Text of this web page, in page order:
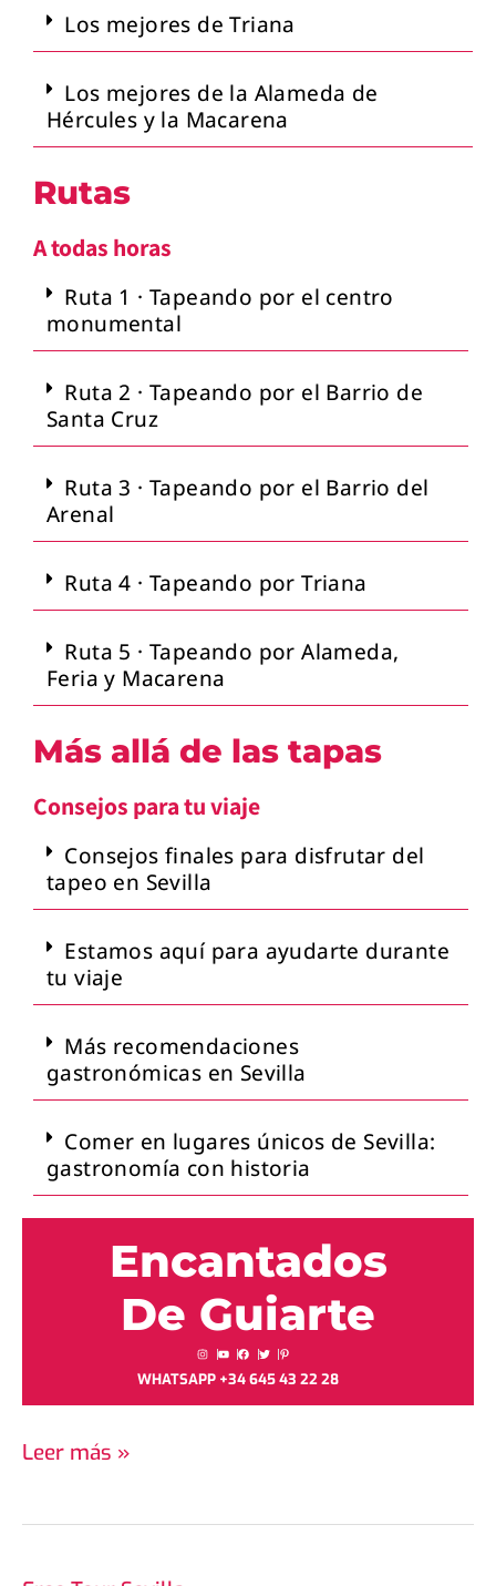
Los mejores de Triana
Los mejores de la Alameda de
Hércules y la Macarena
Rutas
A todas horas
Ruta 1 · Tapeando por el centro
monumental
Ruta 2 · Tapeando por el Barrio de
Santa Cruz
Ruta 3 · Tapeando por el Barrio del
Arenal
Ruta 4 · Tapeando por Triana
Ruta 5 · Tapeando por Alameda,
Feria y Macarena
Más allá de las tapas
Consejos para tu viaje
Consejos finales para disfrutar del
tapeo en Sevilla
Estamos aquí para ayudarte durante
tu viaje
Más recomendaciones
gastronómicas en Sevilla
Comer en lugares únicos de Sevilla:
gastronomía con historia
Encantados
De Guiarte
WHATSAPP +34 645 43 22 28
Leer más »